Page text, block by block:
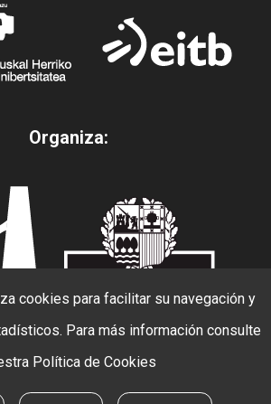
Organiza:
todos los derechos
cookies para facilitar su navegación y
Para más información consulte
Política de Cookies